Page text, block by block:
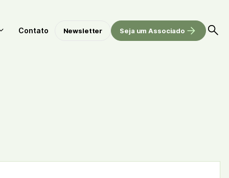
Contato Newsletter Seja um Associado